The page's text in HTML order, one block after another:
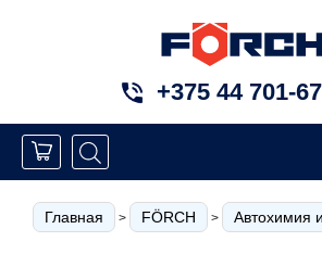
+375 44 701-
Главная > FÖRCH > Автохимия